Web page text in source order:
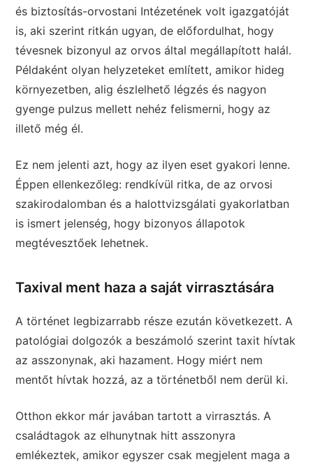
és biztosítás-orvostani Intézetének volt igazgatóját
is, aki szerint ritkán ugyan, de előfordulhat, hogy
tévesnek bizonyul az orvos által megállapított halál.
Példaként olyan helyzeteket említett, amikor hideg
környezetben, alig észlelhető légzés és nagyon
gyenge pulzus mellett nehéz felismerni, hogy az
illető még él.
Ez nem jelenti azt, hogy az ilyen eset gyakori lenne.
Éppen ellenkezőleg: rendkívül ritka, de az orvosi
szakirodalomban és a halottvizsgálati gyakorlatban
is ismert jelenség, hogy bizonyos állapotok
megtévesztőek lehetnek.
Taxival ment haza a saját virrasztására
A történet legbizarrabb része ezután következett. A
patológiai dolgozók a beszámoló szerint taxit hívtak
az asszonynak, aki hazament. Hogy miért nem
mentőt hívtak hozzá, az a történetből nem derül ki.
Otthon ekkor már javában tartott a virrasztás. A
családtagok az elhunytnak hitt asszonyra
emlékeztek, amikor egyszer csak megjelent maga a